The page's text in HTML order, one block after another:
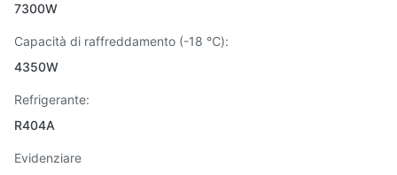
7300W
Capacità di raffreddamento (-18 ℃):
4350W
Refrigerante:
R404A
Evidenziare